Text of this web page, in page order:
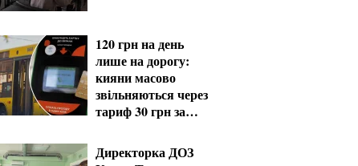
120 грн на день
лише на дорогу:
кияни масово
звільняються через
тариф 30 грн за
Директорка ДОЗ